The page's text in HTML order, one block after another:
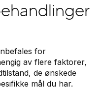
for
av flere faktorer,
de ønskede
mål du har.